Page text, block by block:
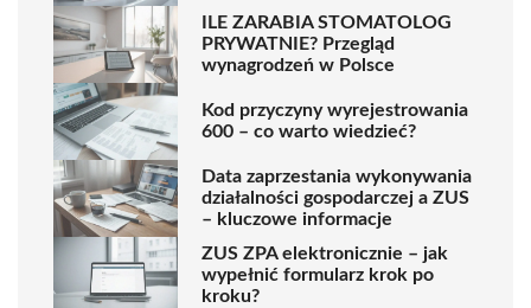
ILE ZARABIA STOMATOLOG
PRYWATNIE? Przegląd
wynagrodzeń w Polsce
Kod przyczyny wyrejestrowania
600 – co warto wiedzieć?
Data zaprzestania wykonywania
działalności gospodarczej a ZUS
– kluczowe informacje
ZUS ZPA elektronicznie – jak
wypełnić formularz krok po
kroku?